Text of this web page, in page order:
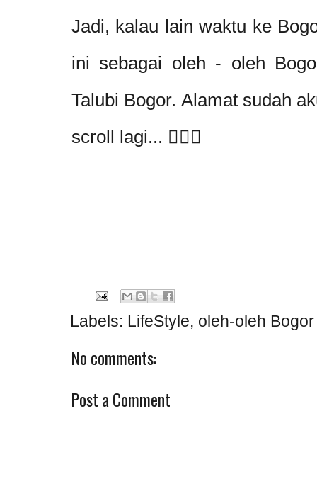
Jadi, kalau lain waktu ke
ini sebagai oleh - oleh
Talubi Bogor. Alamat sudah
scroll lagi... 
Labels: LifeStyle, oleh-oleh Bogor
No comments:
Post a Comment